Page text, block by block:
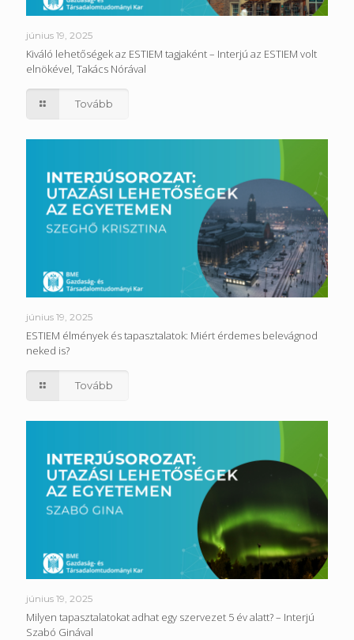
június 19, 2025
Kiváló lehetőségek az ESTIEM tagjaként – Interjú az ESTIEM volt
elnökével, Takács Nórával
Tovább
június 19, 2025
ESTIEM élmények és tapasztalatok: Miért érdemes belevágnod
neked is?
Tovább
június 19, 2025
Milyen tapasztalatokat adhat egy szervezet 5 év alatt? – Interjú
Szabó Ginával